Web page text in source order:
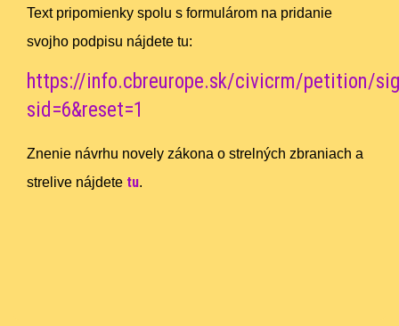
Text pripomienky spolu s formulárom na pridanie
svojho podpisu nájdete tu:
https://info.cbreurope.sk/civicrm/petition/
sid=6&reset=1
Znenie návrhu novely zákona o strelných zbraniach a
strelive nájdete tu.